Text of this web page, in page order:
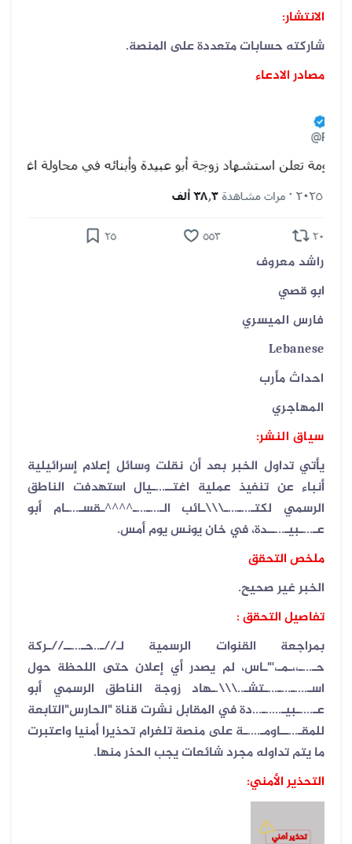
الانتشار:
شاركته حسابات متعددة على المنصة.
مصادر الادعاء
راشد معروف
ابو قصي
فارس الميسري
Lebanese
احداث مأرب
المهاجري
سياق النشر:
يأتي تداول الخبر بعد أن نقلت وسائل إعلام إسرائيلية
أنباء عن تنفيذ عملية اغتــ...ـيال استهدفت الناطق
الرسمي لكتـ...ـ...ـ\\\ـائب الـ...ـ...ـ^^^^ـقسـ...ـام أبو
عـ...ـبيـ...ــدة، في خان يونس يوم أمس.
ملخص التحقق
الخبر غير صحيح.
تفاصيل التحقق :
بمراجعة القنوات الرسمية لـ//ـ..حـ...ــ//ـركة
حـ...ـ،،ـمـ،'"ـاس، لم يصدر أي إعلان حتى اللحظة حول
اسـ....ـ...ـ...ـتشـ..\\\.ـهاد زوجة الناطق الرسمي أبو
عـ....ـبيـ.....ـ...دة في المقابل نشرت قناة "الحارس"التابعة
للمقـ...ــاومـ....ـة على منصة تلغرام تحذيرا أمنيا واعتبرت
ما يتم تداوله مجرد شائعات يجب الحذر منها.
التحذير الأمني: